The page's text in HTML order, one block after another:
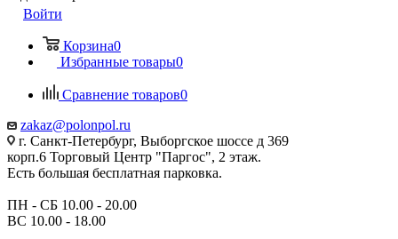
Войти
Корзина0
Избранные товары0
Сравнение товаров0
zakaz@polonpol.ru
г. Санкт-Петербург, Выборгское шоссе д 369
корп.6 Торговый Центр "Паргос", 2 этаж.
Есть большая бесплатная парковка.
ПН - СБ 10.00 - 20.00
ВС 10.00 - 18.00